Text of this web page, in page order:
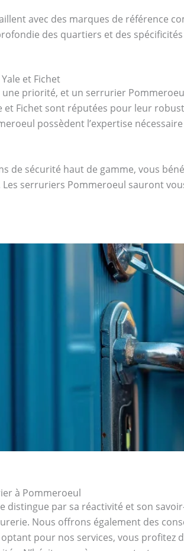
avec des marques de référence
des quartiers et des
et Fichet
priorité, et un serrurier
et Fichet sont réputées pour leur
possèdent l’expertise
de sécurité haut de gamme, vous
serruriers Pommeroeul sauront
à Pommeroeul
par sa réactivité et son
Nous offrons également des
pour nos services, vous profitez